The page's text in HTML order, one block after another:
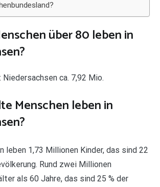
über 80 leben in
ca. 7,92 Mio.
Menschen leben in
leben 1,73 Millionen Kinder, das sind 22
Rund zwei Millionen
als 60 Jahre, das sind 25 % der